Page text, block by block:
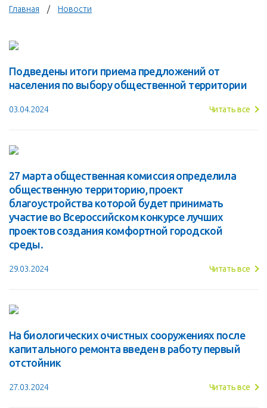
Главная Новости
Подведены итоги приема предложений от
населения по выбору общественной территории
03.04.2024 Читать все
27 марта общественная комиссия определила
общественную территорию, проект
благоустройства которой будет принимать
участие во Всероссийском конкурсе лучших
проектов создания комфортной городской
среды.
29.03.2024 Читать все
На биологических очистных сооружениях после
капитального ремонта введен в работу первый
отстойник
27.03.2024 Читать все